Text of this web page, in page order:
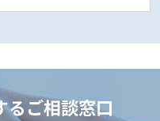
るご相談窓口